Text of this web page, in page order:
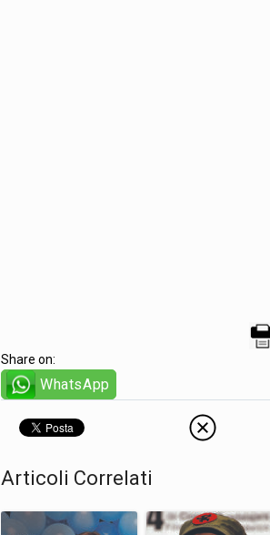
Share on:
WhatsApp
Articoli Correlati